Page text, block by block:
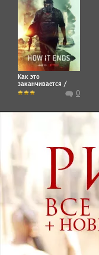
Как это
заканчивается /
How It Ends
0